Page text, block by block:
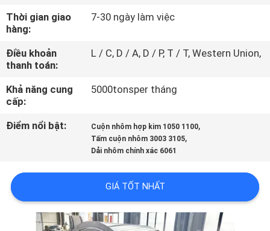
KIỂM
SOÁT
CHẤT
LƯỢNG
CHÚNG
TÔI
Thời gian giao
hàng:
7-30 ngày làm việc
Điều khoản
thanh toán:
L / C, D / A, D / P, T / T, Western Union,
Khả năng cung
cấp:
5000tonsper tháng
Điểm nổi bật: Cuộn nhôm hợp kim 1050 1100,
Tấm cuộn nhôm 3003 3105,
Dải nhôm chính xác 6061
GIÁ TỐT NHẤT